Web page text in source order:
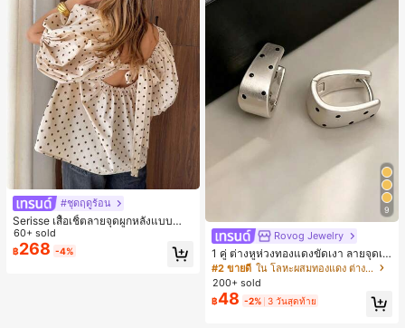
#ชุดฤดูร้อน
Serisse เสื้อเชิ้ตลายจุดผูกหลังแบบลำล
องสำหรับฤดูร้อน
60+ sold
฿268 -4%
9
Rovog Jewelry
1 คู่ ต่างหูห่วงทองแดงขัดเงา ลายจุดเร
ขาคณิตสไตล์มินิมอล เหมาะสำหรับสว
มใส่ประจำวันแบบสบายๆ สำหรับผู้หญิง
#2 ขายดี
ใน โลหะผสมทองแดง ต่างหูผู้หญิง
200+ sold
฿48 -2% 3 วันสุดท้าย